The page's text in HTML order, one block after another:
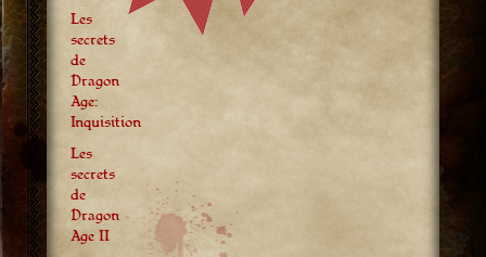
Les
secrets
de
Dragon
Age:
Inquisition
Les
secrets
de
Dragon
Age II